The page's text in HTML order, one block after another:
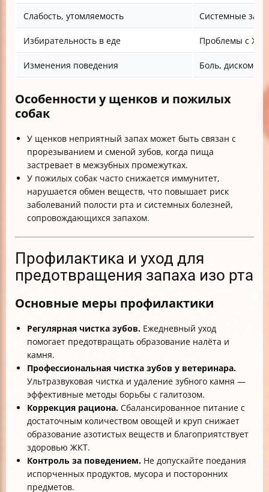
Слабость, утомляемость Системные
Избирательность в еде Проблемы с ЖКТ
Изменения поведения Боль,
Особенности у щенков и пожилых
собак
У щенков неприятный запах может быть связан с
прорезыванием и сменой зубов, когда пища
застревает в межзубных промежутках.
У пожилых собак часто снижается иммунитет,
нарушается обмен веществ, что повышает риск
заболеваний полости рта и системных болезней,
сопровождающихся запахом.
Профилактика и уход для
предотвращения запаха изо рта
Основные меры профилактики
Регулярная чистка зубов. Ежедневный уход
помогает предотвращать образование налёта и
камня.
Профессиональная чистка зубов у ветеринара.
Ультразвуковая чистка и удаление зубного камня —
эффективные методы борьбы с галитозом.
Коррекция рациона. Сбалансированное питание с
достаточным количеством овощей и круп снижает
образование азотистых веществ и благоприятствует
здоровью ЖКТ.
Контроль за поведением. Не допускайте поедания
испорченных продуктов, мусора и посторонних
предметов.